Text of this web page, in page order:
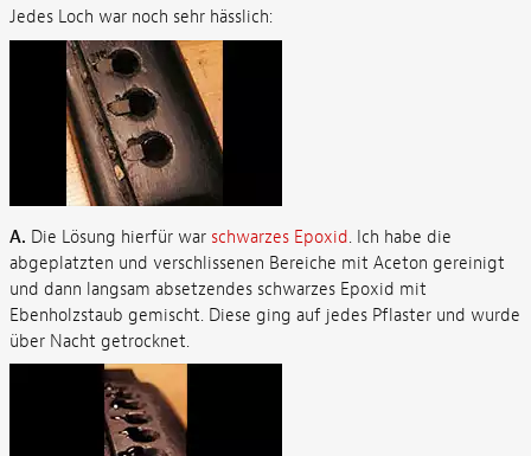
Jedes Loch war noch sehr hässlich:
A. Die Lösung hierfür war schwarzes Epoxid. Ich habe die
abgeplatzten und verschlissenen Bereiche mit Aceton gereinigt
und dann langsam absetzendes schwarzes Epoxid mit
Ebenholzstaub gemischt. Diese ging auf jedes Pflaster und wurde
über Nacht getrocknet.